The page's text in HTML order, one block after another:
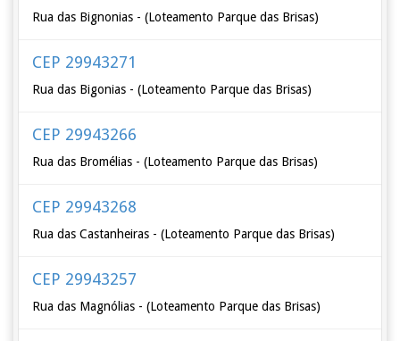
Rua das Bignonias - (Loteamento Parque das Brisas)
CEP 29943271
Rua das Bigonias - (Loteamento Parque das Brisas)
CEP 29943266
Rua das Bromélias - (Loteamento Parque das Brisas)
CEP 29943268
Rua das Castanheiras - (Loteamento Parque das Brisas)
CEP 29943257
Rua das Magnólias - (Loteamento Parque das Brisas)